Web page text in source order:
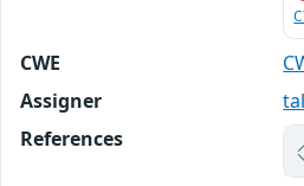
CWE
Assigner
References